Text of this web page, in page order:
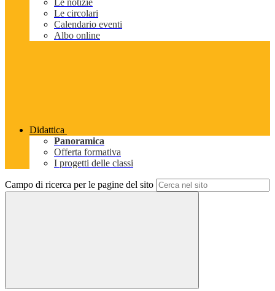
Le notizie
Le circolari
Calendario eventi
Albo online
Didattica
Panoramica
Offerta formativa
I progetti delle classi
Campo di ricerca per le pagine del sito